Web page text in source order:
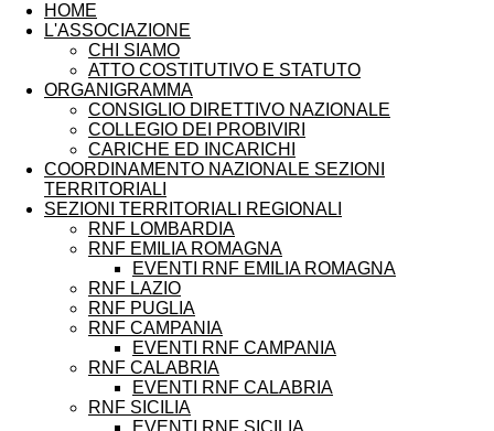
HOME
L'ASSOCIAZIONE
CHI SIAMO
ATTO COSTITUTIVO E STATUTO
ORGANIGRAMMA
CONSIGLIO DIRETTIVO NAZIONALE
COLLEGIO DEI PROBIVIRI
CARICHE ED INCARICHI
COORDINAMENTO NAZIONALE SEZIONI
TERRITORIALI
SEZIONI TERRITORIALI REGIONALI
RNF LOMBARDIA
RNF EMILIA ROMAGNA
EVENTI RNF EMILIA ROMAGNA
RNF LAZIO
RNF PUGLIA
RNF CAMPANIA
EVENTI RNF CAMPANIA
RNF CALABRIA
EVENTI RNF CALABRIA
RNF SICILIA
EVENTI RNF SICILIA